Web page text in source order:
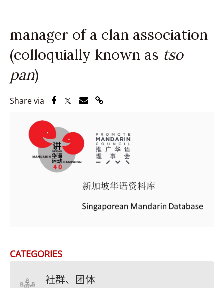
manager of a clan association
(colloquially known as tso
pan)
Share via Share via Facebook
Share via Twitter
Share via Email
Share via Link
CATEGORIES
社群、团体